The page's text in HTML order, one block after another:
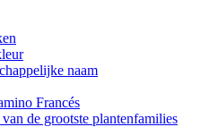
naam
Francés
de grootste plantenfamilies